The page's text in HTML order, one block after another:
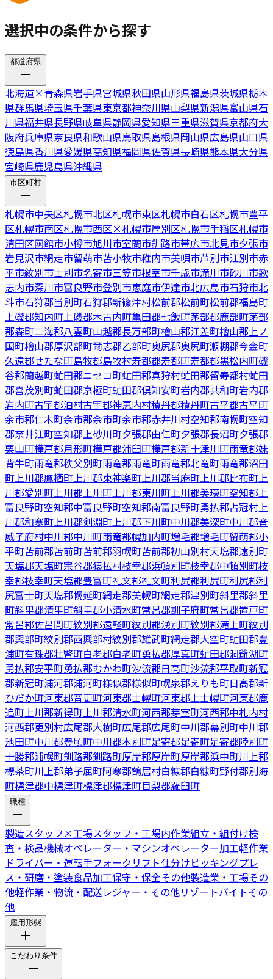
選択中の条件から探す
都道府県
北海道×青森県岩手県宮城県秋田県山形県福島県茨城県栃木
県群馬県埼玉県千葉県東京都神奈川県山梨県新潟県富山県石
川県福井県長野県岐阜県静岡県愛知県三重県滋賀県京都府大
阪府兵庫県奈良県和歌山県鳥取県島根県岡山県広島県山口県
徳島県香川県愛媛県高知県福岡県佐賀県長崎県熊本県大分県
宮崎県鹿児島県沖縄県
市区町村
札幌市中央区札幌市北区札幌市東区札幌市白石区札幌市豊平
区札幌市南区札幌市西区×札幌市厚別区札幌市手稲区札幌市
清田区函館市小樽市旭川市室蘭市釧路市帯広市北見市夕張市
岩見沢市網走市留萌市苫小牧市稚内市美唄市芦別市江別市赤
平市紋別市士別市名寄市三笠市根室市千歳市滝川市砂川市歌
志内市深川市富良野市登別市恵庭市伊達市北広島市石狩市北
斗市石狩郡当別町石狩郡新篠津村松前郡松前町松前郡福島町
上磯郡知内町上磯郡木古内町亀田郡七飯町茅部郡鹿部町茅部
郡森町二海郡八雲町山越郡長万部町檜山郡江差町檜山郡上ノ
国町檜山郡厚沢部町爾志郡乙部町奥尻郡奥尻町瀬棚郡今金町
久遠郡せたな町島牧郡島牧村寿都郡寿都町寿都郡黒松内町磯
谷郡蘭越町虻田郡ニセコ町虻田郡真狩村虻田郡留寿都村虻田
郡喜茂別町虻田郡京極町虻田郡倶知安町岩内郡共和町岩内郡
岩内町古宇郡泊村古宇郡神恵内村積丹郡積丹町古平郡古平町
余市郡仁木町余市郡余市町余市郡赤井川村空知郡南幌町空知
郡奈井江町空知郡上砂川町夕張郡由仁町夕張郡長沼町夕張郡
栗山町樺戸郡月形町樺戸郡浦臼町樺戸郡新十津川町雨竜郡妹
背牛町雨竜郡秩父別町雨竜郡雨竜町雨竜郡北竜町雨竜郡沼田
町上川郡鷹栖町上川郡東神楽町上川郡当麻町上川郡比布町上
川郡愛別町上川郡上川町上川郡東川町上川郡美瑛町空知郡上
富良野町空知郡中富良野町空知郡南富良野町勇払郡占冠村上
川郡和寒町上川郡剣淵町上川郡下川町中川郡美深町中川郡音
威子府村中川郡中川町雨竜郡幌加内町増毛郡増毛町留萌郡小
平町苫前郡苫前町苫前郡羽幌町苫前郡初山別村天塩郡遠別町
天塩郡天塩町宗谷郡猿払村枝幸郡浜頓別町枝幸郡中頓別町枝
幸郡枝幸町天塩郡豊富町礼文郡礼文町利尻郡利尻町利尻郡利
尻富士町天塩郡幌延町網走郡美幌町網走郡津別町斜里郡斜里
町斜里郡清里町斜里郡小清水町常呂郡訓子府町常呂郡置戸町
常呂郡佐呂間町紋別郡遠軽町紋別郡湧別町紋別郡滝上町紋別
郡興部町紋別郡西興部村紋別郡雄武町網走郡大空町虻田郡豊
浦町有珠郡壮瞥町白老郡白老町勇払郡厚真町虻田郡洞爺湖町
勇払郡安平町勇払郡むかわ町沙流郡日高町沙流郡平取町新冠
郡新冠町浦河郡浦河町様似郡様似町幌泉郡えりも町日高郡新
ひだか町河東郡音更町河東郡士幌町河東郡上士幌町河東郡鹿
追町上川郡新得町上川郡清水町河西郡芽室町河西郡中札内村
河西郡更別村広尾郡大樹町広尾郡広尾町中川郡幕別町中川郡
池田町中川郡豊頃町中川郡本別町足寄郡足寄町足寄郡陸別町
十勝郡浦幌町釧路郡釧路町厚岸郡厚岸町厚岸郡浜中町川上郡
標茶町川上郡弟子屈町阿寒郡鶴居村白糠郡白糠町野付郡別海
町標津郡中標津町標津郡標津町目梨郡羅臼町
職種
製造スタッフ ×工場スタッフ・工場内作業組立・組付け検
査・検品機械オペレーター・マシンオペレーター加工軽作業
ドライバー・運転手フォークリフト仕分けピッキングプレ
ス・研磨・塗装食品加工保守・保全その他製造業・工場その
他軽作業・物流・配送レジャー・その他リゾートバイトその
他
雇用形態
こだわり条件